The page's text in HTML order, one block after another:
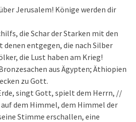
Jerusalem! Könige werden dir
die Schar der Starken mit den
entgegen, die nach Silber
die Lust haben am Krieg!
aus Ägypten; Äthiopien
zu Gott.
singt Gott, spielt dem Herrn, //
dem Himmel, dem Himmel der
Stimme erschallen, eine